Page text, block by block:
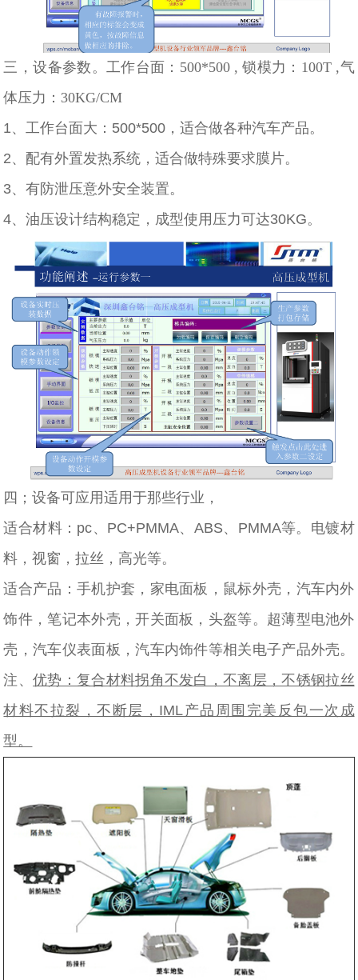
三，设备参数。工作台面：500*500 , 锁模力：100T ,气
体压力：30KG/CM
1、工作台面大：500*500，适合做各种汽车产品。
2、配有外置发热系统，适合做特殊要求膜片。
3、有防泄压意外安全装置。
4、油压设计结构稳定，成型使用压力可达30KG。
四；设备可应用适用于那些行业，
适合材料：pc、PC+PMMA、ABS、PMMA等。电镀材
料，视窗，拉丝，高光等。
适合产品：手机护套，家电面板，鼠标外壳，汽车内外
饰件，笔记本外壳，开关面板，头盔等。超薄型电池外
壳，汽车仪表面板，汽车内饰件等相关电子产品外壳。
注、优势：复合材料拐角不发白，不离层，不锈钢拉丝
材料不拉裂，不断层，IML产品周围完美反包一次成
型。